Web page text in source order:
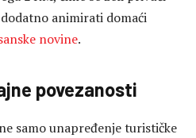
animirati domaći
novine.
povezanosti
samo unapređenje turističke